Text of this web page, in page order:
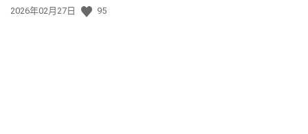
發
2026年02月27日 95